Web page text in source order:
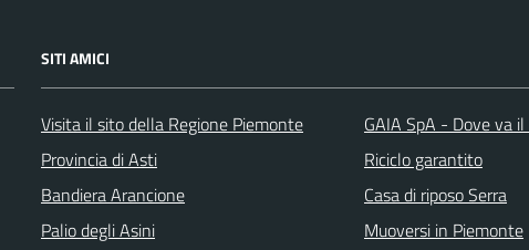
SITI AMICI
Visita il sito della Regione Piemonte
Provincia di Asti
Bandiera Arancione
Palio degli Asini
GAIA SpA - Dove va
Riciclo garantito
Casa di riposo Serra
Muoversi in Piemonte